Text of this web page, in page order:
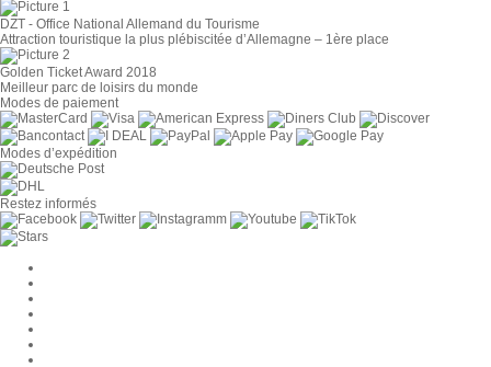
DZT - Office National Allemand du Tourisme
Attraction touristique la plus plébiscitée d’Allemagne – 1ère place
Golden Ticket Award 2018
Meilleur parc de loisirs du monde
Modes de paiement
Modes d’expédition
Restez informés